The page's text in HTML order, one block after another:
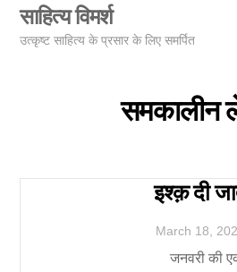
Skipसाहित्य विमर्श
उत्कृष्ट साहित्य के प्रसार के लिए समर्पित
समकालीन
इश्क़ दी
March 18
जनवरी की एक सर्द